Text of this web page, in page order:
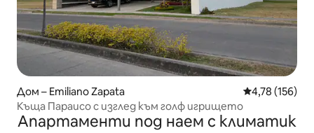
Дом – Emiliano Zapata Средна
4,78 (156)
Къща Параисо с изглед към голф игрището
Апартаменти под наем с климатик